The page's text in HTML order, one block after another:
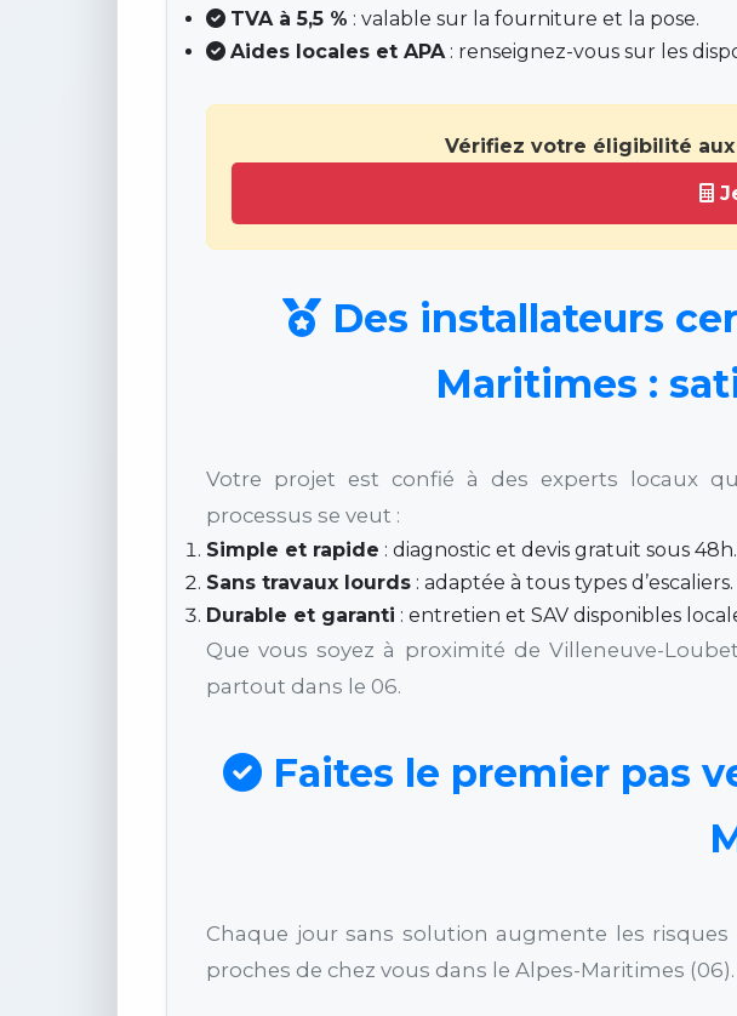
TVA à 5,5 % : valable sur la fourniture et la pose.
Aides locales et APA: renseignez-vous sur les
Vérifiez votre éligibilité
Des installateurs
Maritimes :
Votre projet est confié à des experts locaux
processus se veut :
Simple et rapide : diagnostic et devis gratuit sous 48h.
Sans travaux lourds : adaptée à tous types d’escaliers.
Durable et garanti : entretien et SAV disponibles
Que vous soyez à proximité de Villeneuve-
partout dans le 06.
Faites le premier pas
Chaque jour sans solution augmente les risques
proches de chez vous dans le Alpes-Maritimes